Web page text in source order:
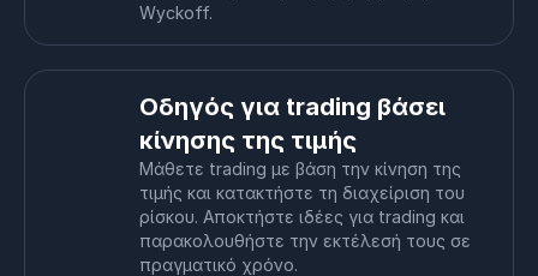
Wyckoff.
Οδηγός για trading βάσει
κίνησης της τιμής
Μάθετε trading με βάση την κίνηση της
τιμής και κατακτήστε τη διαχείριση του
ρίσκου. Αποκτήστε ιδέες για trading και
παρακολουθήστε την εκτέλεσή τους σε
πραγματικό χρόνο.